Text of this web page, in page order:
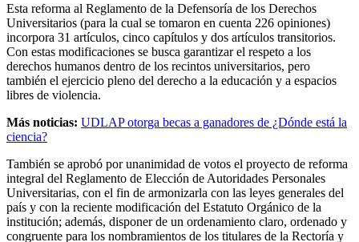
Esta reforma al Reglamento de la Defensoría de los Derechos
Universitarios (para la cual se tomaron en cuenta 226 opiniones)
incorpora 31 artículos, cinco capítulos y dos artículos transitorios.
Con estas modificaciones se busca garantizar el respeto a los
derechos humanos dentro de los recintos universitarios, pero
también el ejercicio pleno del derecho a la educación y a espacios
libres de violencia.
Más noticias: UDLAP otorga becas a ganadores de ¿Dónde está la
ciencia?
También se aprobó por unanimidad de votos el proyecto de reforma
integral del Reglamento de Elección de Autoridades Personales
Universitarias, con el fin de armonizarla con las leyes generales del
país y con la reciente modificación del Estatuto Orgánico de la
institución; además, disponer de un ordenamiento claro, ordenado y
congruente para los nombramientos de los titulares de la Rectoría y